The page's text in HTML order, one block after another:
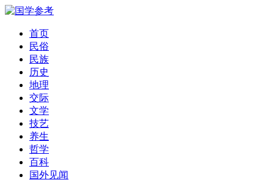
首页
民俗
民族
历史
地理
交际
文学
技艺
养生
哲学
百科
国外见闻